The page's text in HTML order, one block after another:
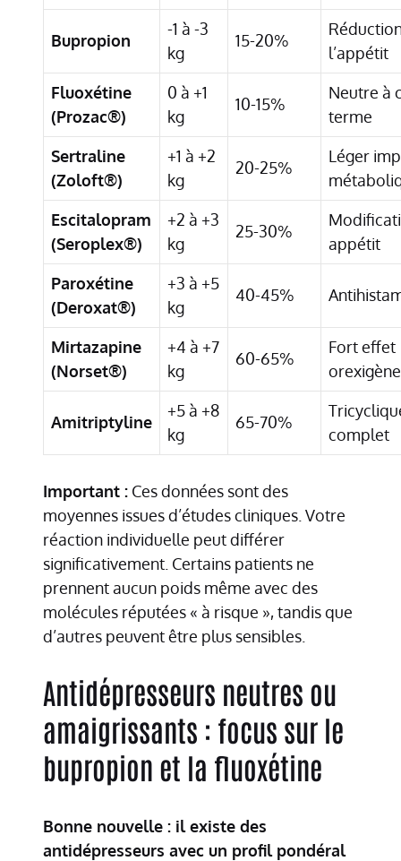
Bupropion
-1 à -3
kg
15-20%
l’appétit
Fluoxétine
(Prozac®)
0 à +1
kg
10-15%
Neutre à
terme
Sertraline
(Zoloft®)
+1 à +2
kg
20-25%
Léger
Escitalopram
(Seroplex®)
+2 à +3
kg
25-30%
appétit
Paroxétine
(Deroxat®)
+3 à +5
kg
40-45%
Mirtazapine
(Norset®)
+4 à +7
kg
60-65%
Fort effet
orexigène
Amitriptyline
+5 à +8
kg
65-70%
complet
Important : Ces données sont des
moyennes issues d’études cliniques. Votre
réaction individuelle peut différer
significativement. Certains patients ne
prennent aucun poids même avec des
molécules réputées « à risque », tandis que
d’autres peuvent être plus sensibles.
Antidépresseurs neutres ou
amaigrissants : focus sur le
bupropion et la fluoxétine
Bonne nouvelle : il existe des
antidépresseurs avec un profil pondéral